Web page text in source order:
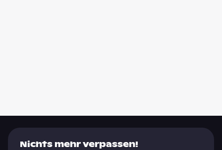
Nichts mehr verpassen!